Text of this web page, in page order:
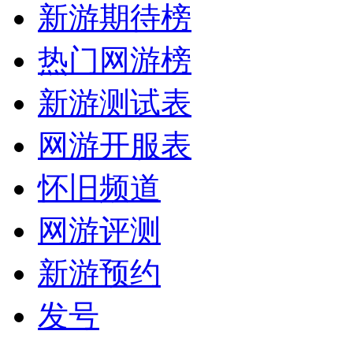
新游期待榜
热门网游榜
新游测试表
网游开服表
怀旧频道
网游评测
新游预约
发号